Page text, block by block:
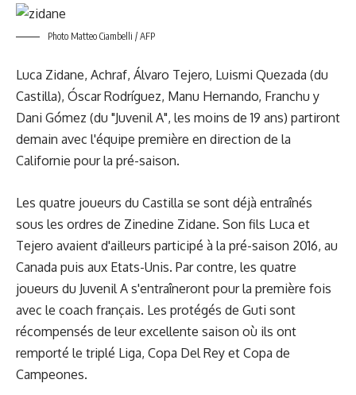
Photo Matteo Ciambelli / AFP
Luca Zidane, Achraf, Álvaro Tejero, Luismi Quezada (du
Castilla), Óscar Rodríguez, Manu Hernando, Franchu y
Dani Gómez (du "Juvenil A", les moins de 19 ans) partiront
demain avec l'équipe première en direction de la
Californie pour la pré-saison.
Les quatre joueurs du Castilla se sont déjà entraînés
sous les ordres de Zinedine Zidane. Son fils Luca et
Tejero avaient d'ailleurs participé à la pré-saison 2016, au
Canada puis aux Etats-Unis. Par contre, les quatre
joueurs du Juvenil A s'entraîneront pour la première fois
avec le coach français. Les protégés de Guti sont
récompensés de leur excellente saison où ils ont
remporté le triplé Liga, Copa Del Rey et Copa de
Campeones.